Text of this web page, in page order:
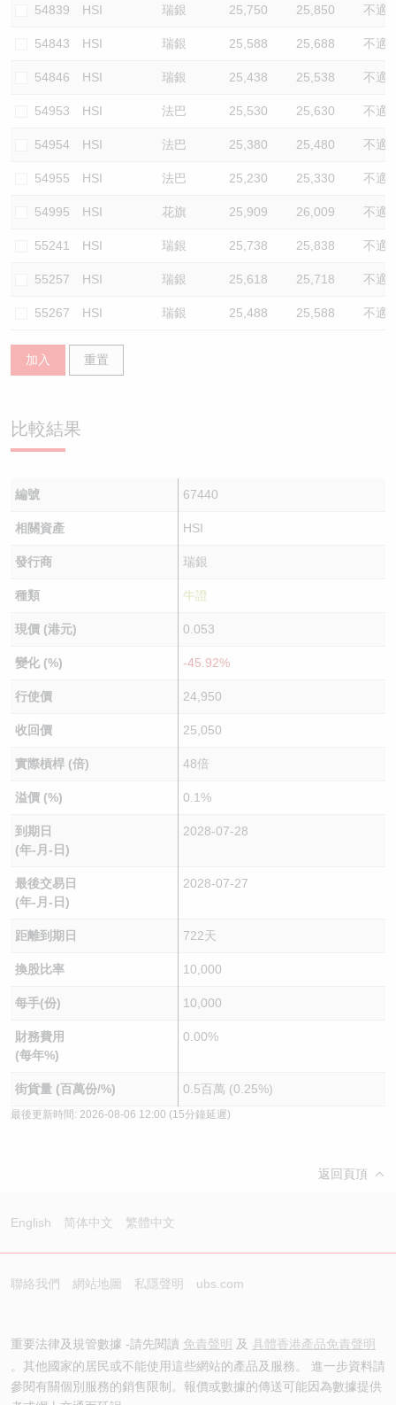
54839 HSI 瑞銀 25,750 25,850 不適
54843 HSI 瑞銀 25,588 25,688 不適
54846 HSI 瑞銀 25,438 25,538 不適
54953 HSI 法巴 25,530 25,630 不適
54954 HSI 法巴 25,380 25,480 不適
54955 HSI 法巴 25,230 25,330 不適
54995 HSI 花旗 25,909 26,009 不適
55241 HSI 瑞銀 25,738 25,838 不適
55257 HSI 瑞銀 25,618 25,718 不適
55267 HSI 瑞銀 25,488 25,588 不適
加入 重置
比較結果
編號 67440
相關資產 HSI
發行商 瑞銀
種類 牛證
現價 (港元) 0.053
變化 (%) -45.92%
行使價 24,950
收回價 25,050
實際槓桿 (倍) 48倍
溢價 (%) 0.1%
到期日
(年-月-日)
2028-07-28
最後交易日
(年-月-日)
2028-07-27
距離到期日 722天
換股比率 10,000
每手(份) 10,000
財務費用
(每年%)
0.00%
街貨量 (百萬份/%) 0.5百萬 (0.25%)
最後更新時間: 2026-08-06 12:00 (15分鐘延遲)
返回頁頂
English 简体中文 繁體中文
聯絡我們 網站地圖 私隱聲明 ubs.com
重要法律及規管數據 -請先閱讀 免責聲明 及 具體香港產品免責聲明
。其他國家的居民或不能使用這些網站的產品及服務。 進一步資料請
參閱有關個別服務的銷售限制。報價或數據的傳送可能因為數據提供